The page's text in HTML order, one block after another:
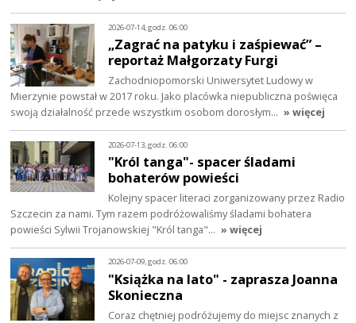
2026-07-14, godz. 06:00
„Zagrać na patyku i zaśpiewać” –
reportaż Małgorzaty Furgi
Zachodniopomorski Uniwersytet Ludowy w
Mierzynie powstał w 2017 roku. Jako placówka niepubliczna poświęca
swoją działalność przede wszystkim osobom dorosłym… » więcej
2026-07-13, godz. 06:00
"Król tanga"- spacer śladami
bohaterów powieści
Kolejny spacer literaci zorganizowany przez Radio
Szczecin za nami. Tym razem podróżowaliśmy śladami bohatera
powieści Sylwii Trojanowskiej "Król tanga"… » więcej
2026-07-09, godz. 06:00
"Książka na lato" - zaprasza Joanna
Skonieczna
Coraz chętniej podróżujemy do miejsc znanych z